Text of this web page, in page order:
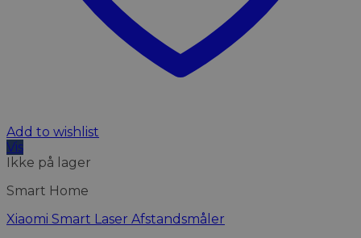
Add to wishlist
Vis
Ikke på lager
Smart Home
Xiaomi Smart Laser Afstandsmåler